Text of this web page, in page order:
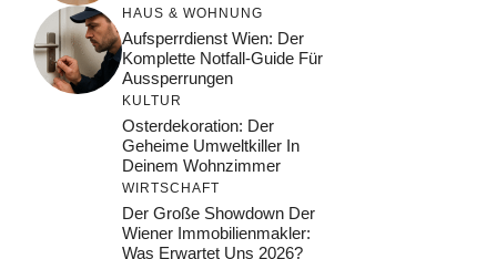
HAUS & WOHNUNG
Aufsperrdienst Wien: Der
Komplette Notfall-Guide Für
Aussperrungen
KULTUR
Osterdekoration: Der
Geheime Umweltkiller In
Deinem Wohnzimmer
WIRTSCHAFT
Der Große Showdown Der
Wiener Immobilienmakler:
Was Erwartet Uns 2026?